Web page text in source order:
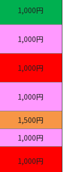
1,000円
1,000円
1,000円
1,000円
1,500円
1,000円
1,000円